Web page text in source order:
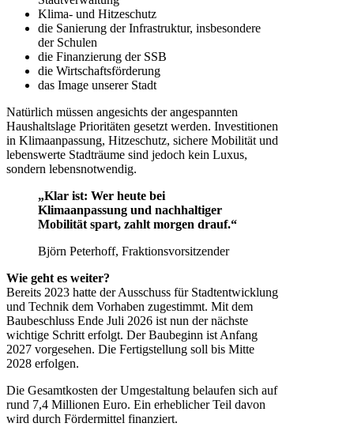
Klima- und Hitzeschutz
die Sanierung der Infrastruktur, insbesondere
der Schulen
die Finanzierung der SSB
die Wirtschaftsförderung
das Image unserer Stadt
Natürlich müssen angesichts der angespannten
Haushaltslage Prioritäten gesetzt werden. Investitionen
in Klimaanpassung, Hitzeschutz, sichere Mobilität und
lebenswerte Stadträume sind jedoch kein Luxus,
sondern lebensnotwendig.
„Klar ist: Wer heute bei
Klimaanpassung und nachhaltiger
Mobilität spart, zahlt morgen drauf.“
Björn Peterhoff, Fraktionsvorsitzender
Wie geht es weiter?
Bereits 2023 hatte der Ausschuss für Stadtentwicklung
und Technik dem Vorhaben zugestimmt. Mit dem
Baubeschluss Ende Juli 2026 ist nun der nächste
wichtige Schritt erfolgt. Der Baubeginn ist Anfang
2027 vorgesehen. Die Fertigstellung soll bis Mitte
2028 erfolgen.
Die Gesamtkosten der Umgestaltung belaufen sich auf
rund 7,4 Millionen Euro. Ein erheblicher Teil davon
wird durch Fördermittel finanziert.